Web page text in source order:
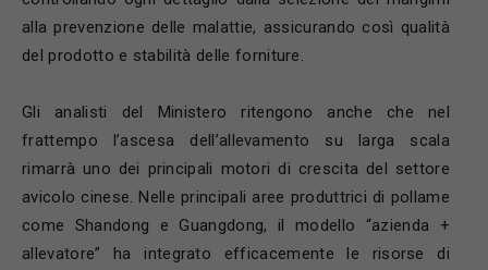
alla prevenzione delle malattie, assicurando così qualità
del prodotto e stabilità delle forniture.
Gli analisti del Ministero ritengono anche che nel
frattempo l’ascesa dell’allevamento su larga scala
rimarrà uno dei principali motori di crescita del settore
avicolo cinese. Nelle principali aree produttrici di pollame
come Shandong e Guangdong, il modello “azienda +
allevatore” ha integrato efficacemente le risorse di